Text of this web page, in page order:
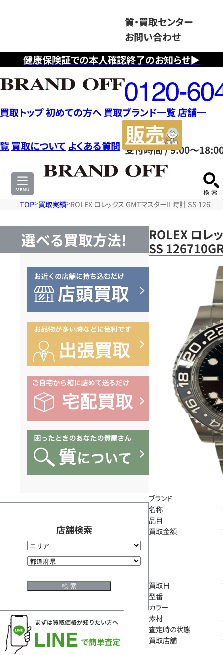
健康保険証での本人確認終了のお知らせ▶
質・買取センター
お問い合わせ
フ
リ
ー
ダ
イ
ヤ
ル
0120604117
受付時間 / 9:00～
買取トップ初めての方へ 買取ブランド一覧店舗一
覧 買取について よくある質問
サ
TOP 買取実績 ROLEX ロレックス GMTマスターII 時計 SS
選べる買取方法!
店舗検索
ROLEX ロレ
SS
ブランド
名称
品目
買取金額
買取日
型番
カラー
素材
査定時の状態
買取店舗